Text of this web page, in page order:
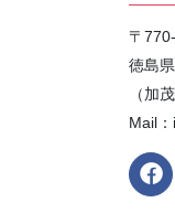
〒
徳島
（加
Mail